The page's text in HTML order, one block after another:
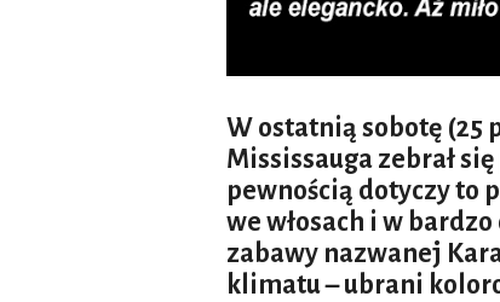
W ostatnią sobotę (25
Mississauga zebrał
pewnością dotyczy to
we włosach i w
zabawy nazwanej
klimatu – ubrani